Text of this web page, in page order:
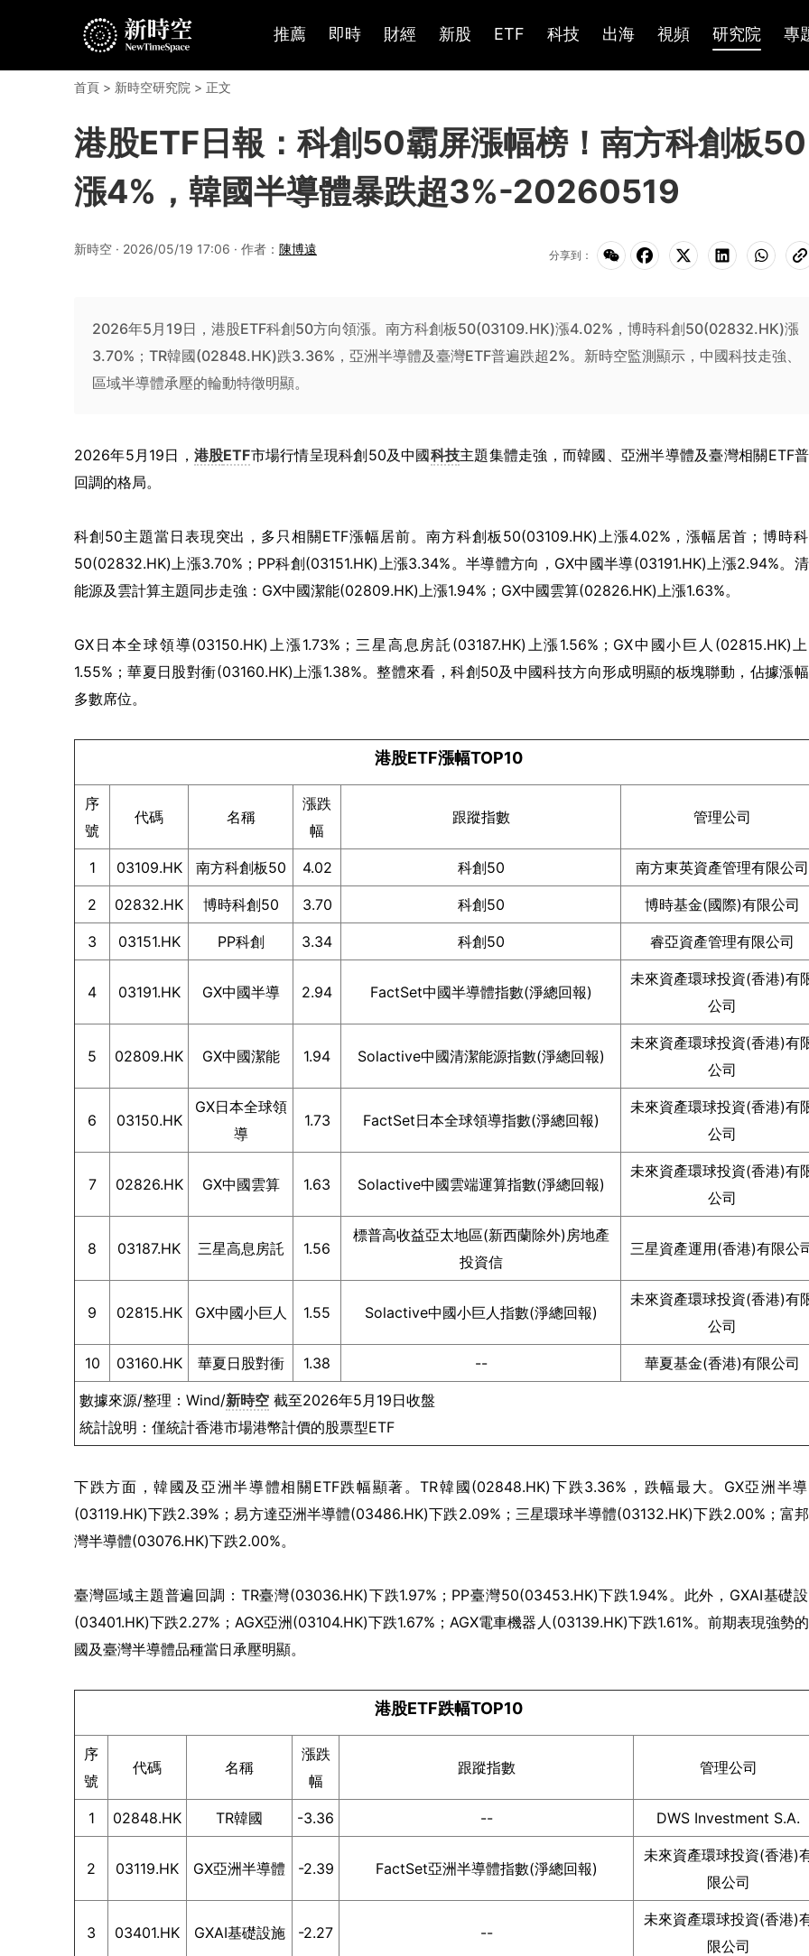
推薦 即時 財經 新股 ETF 科技 出海 視頻 研究院 專
首頁 > 新時空研究院 > 正文
港股ETF日報：科創50霸屏漲幅榜！南方科創板50
漲4%，韓國半導體暴跌超3%-20260519
新時空 · 2026/05/19 17:06 · 作者： 陳博遠 分享到：
2026年5月19日，港股ETF科創50方向領漲。南方科創板50(03109.HK)漲4.02%，博時科創50(02832.HK)漲
3.70%；TR韓國(02848.HK)跌3.36%，亞洲半導體及臺灣ETF普遍跌超2%。新時空監測顯示，中國科技走強、
區域半導體承壓的輪動特徵明顯。
2026年5月19日， 港股ETF市場行情呈現科創50及中國科技主題集體走強，而韓國、亞洲半導體及臺灣相關ETF
回調的格局。
科創50主題當日表現突出，多只相關ETF漲幅居前。南方科創板50(03109.HK)上漲4.02%，漲幅居首；博時
50(02832.HK)上漲3.70%；PP科創(03151.HK)上漲3.34%。半導體方向，GX中國半導(03191.HK)上漲2.94%。
能源及雲計算主題同步走強：GX中國潔能(02809.HK)上漲1.94%；GX中國雲算(02826.HK)上漲1.63%。
GX日本全球領導(03150.HK)上漲1.73%；三星高息房託(03187.HK)上漲1.56%；GX中國小巨人(02815.HK)
1.55%；華夏日股對衝(03160.HK)上漲1.38%。整體來看，科創50及中國科技方向形成明顯的板塊聯動，佔據漲
多數席位。
港股ETF漲幅TOP10
序
號
代碼 名稱
漲跌
幅
跟蹤指數 管理公司
1 03109.HK 南方科創板50 4.02 科創50 南方東英資產管理有限公司
2 02832.HK 博時科創50 3.70 科創50 博時基金(國際)有限公司
3 03151.HK PP科創 3.34 科創50 睿亞資產管理有限公司
4 03191.HK GX中國半導 2.94 FactSet中國半導體指數(淨總回報)
未來資產環球投資(香港)有
公司
5 02809.HK GX中國潔能 1.94 Solactive中國清潔能源指數(淨總回報)
未來資產環球投資(香港)有
公司
6 03150.HK
GX日本全球領
導
1.73 FactSet日本全球領導指數(淨總回報)
未來資產環球投資(香港)有
公司
7 02826.HK GX中國雲算 1.63 Solactive中國雲端運算指數(淨總回報)
未來資產環球投資(香港)有
公司
8 03187.HK 三星高息房託 1.56
標普高收益亞太地區(新西蘭除外)房地產
投資信
三星資產運用(香港)有限公
9 02815.HK GX中國小巨人 1.55 Solactive中國小巨人指數(淨總回報)
未來資產環球投資(香港)有
公司
10 03160.HK 華夏日股對衝 1.38 -- 華夏基金(香港)有限公司
數據來源/整理：Wind/新時空 截至2026年5月19日收盤
統計說明：僅統計香港市場港幣計價的股票型ETF
下跌方面，韓國及亞洲半導體相關ETF跌幅顯著。TR韓國(02848.HK)下跌3.36%，跌幅最大。GX亞洲半
(03119.HK)下跌2.39%；易方達亞洲半導體(03486.HK)下跌2.09%；三星環球半導體(03132.HK)下跌2.00%；富
灣半導體(03076.HK)下跌2.00%。
臺灣區域主題普遍回調：TR臺灣(03036.HK)下跌1.97%；PP臺灣50(03453.HK)下跌1.94%。此外，GXAI基礎
(03401.HK)下跌2.27%；AGX亞洲(03104.HK)下跌1.67%；AGX電車機器人(03139.HK)下跌1.61%。前期表現強勢
國及臺灣半導體品種當日承壓明顯。
港股ETF跌幅TOP10
序
號
代碼 名稱
漲跌
幅
跟蹤指數 管理公司
1 02848.HK TR韓國 -3.36 -- DWS Investment S.A.
2 03119.HK GX亞洲半導體 -2.39 FactSet亞洲半導體指數(淨總回報)
未來資產環球投資(香港)
限公司
3 03401.HK GXAI基礎設施 -2.27 --
未來資產環球投資(香港)
限公司